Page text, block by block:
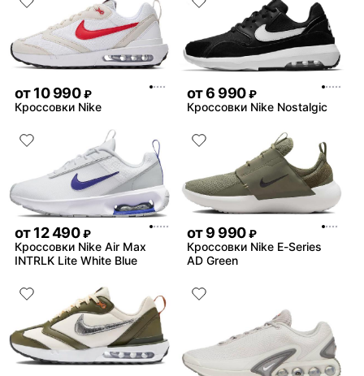
от10 990 ₽
Кроссовки Nike
от6 990 ₽
Кроссовки Nike Nostalgic
от12 490 ₽
Кроссовки Nike Air Max
INTRLK Lite White Blue
от9 990 ₽
Кроссовки Nike E-Series
AD Green